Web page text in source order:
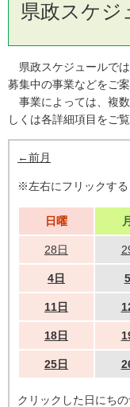
県政スケジ
県政スケジュールでは
募集中の事業などをご
事業によっては、複
しくは各詳細項目をご
←前月
※左右にフリックする
日曜
28日
4日
11日
18日
25日
クリックした日にち